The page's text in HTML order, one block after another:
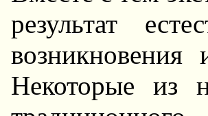
результат
возникновения
Hекоторые из